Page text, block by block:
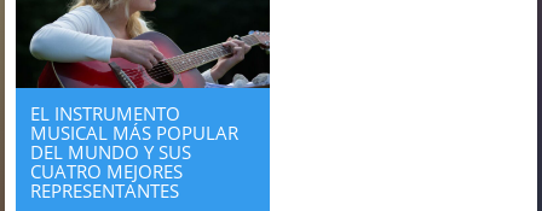
EL INSTRUMENTO
MUSICAL MÁS POPULAR
DEL MUNDO Y SUS
CUATRO MEJORES
REPRESENTANTES